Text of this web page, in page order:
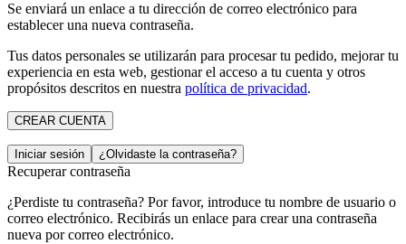
Se enviará un enlace a tu dirección de correo electrónico para
establecer una nueva contraseña.
Tus datos personales se utilizarán para procesar tu pedido, mejorar tu
experiencia en esta web, gestionar el acceso a tu cuenta y otros
propósitos descritos en nuestra política de privacidad.
CREAR CUENTA
Iniciar sesión ¿Olvidaste la contraseña?
Recuperar contraseña
¿Perdiste tu contraseña? Por favor, introduce tu nombre de usuario o
correo electrónico. Recibirás un enlace para crear una contraseña
nueva por correo electrónico.